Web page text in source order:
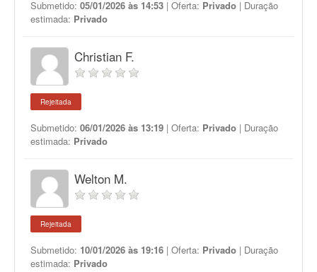
Submetido: 05/01/2026 às 14:53 | Oferta: Privado | Duração
estimada: Privado
Christian F.
Rejeitada
Submetido: 06/01/2026 às 13:19 | Oferta: Privado | Duração
estimada: Privado
Welton M.
Rejeitada
Submetido: 10/01/2026 às 19:16 | Oferta: Privado | Duração
estimada: Privado